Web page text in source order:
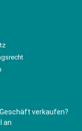
verkaufen?
an